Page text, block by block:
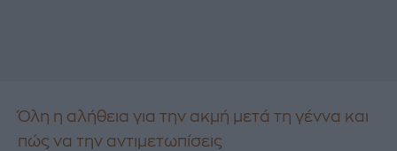
Όλη η αλήθεια για την ακμή μετά τη γέννα και
πώς να την αντιμετωπίσεις